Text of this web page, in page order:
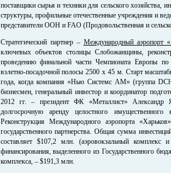
поставщики сырья и техники для сельского хозяйства,
структуры, профильные отечественные учреждения и
представители ООН и FAO (Продовольственная и
Стратегический партнер – Международный аэропорт
ключевых объектов столицы Слобожанщины,
проведению финальной части Чемпионата Европы
взлетно-посадочной полосы 2500 х 45 м. Старт
года, когда компания «Нью Системс АМ» (группа
бизнесмен, генеральный инвестор и координатор
2012 гг. – президент ФК «Металлист» Александр
долгосрочную аренду целостного имущественного
Реконструкция Международного аэропорта
государственного партнерства. Общая сумма
составляет $107,2 млн. (аэровокзальный комплекс
финансирования, выделенного из Государственного
комплекса, – $191,3 млн.